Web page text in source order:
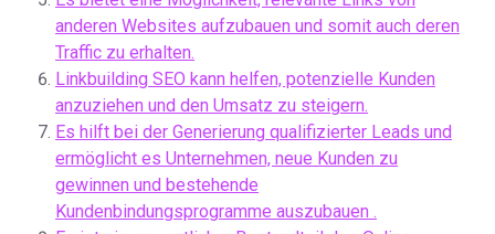
anderen Websites aufzubauen und somit auch deren
Traffic zu erhalten.
Linkbuilding SEO kann helfen, potenzielle Kunden
anzuziehen und den Umsatz zu steigern.
Es hilft bei der Generierung qualifizierter Leads und
ermöglicht es Unternehmen, neue Kunden zu
gewinnen und bestehende
Kundenbindungsprogramme auszubauen .